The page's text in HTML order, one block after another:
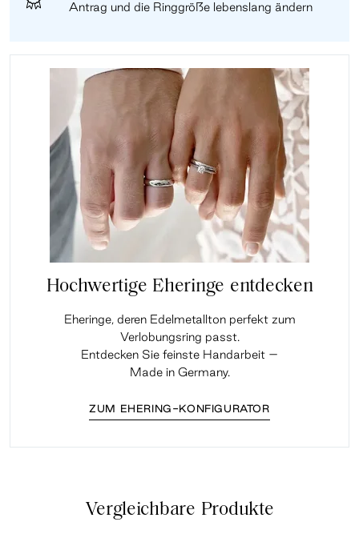
Antrag und die Ringgröße lebenslang ändern
Hochwertige Eheringe entdecken
Eheringe, deren Edelmetallton perfekt zum
Verlobungsring passt.
Entdecken Sie feinste Handarbeit –
Made in Germany.
ZUM EHERING-KONFIGURATOR
Vergleichbare Produkte